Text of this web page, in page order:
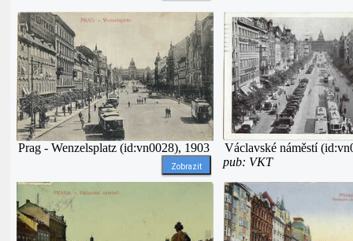
Prag - Wenzelsplatz (id:vn0028), 1903
Zobrazit
Václavské náměstí
pub: VKT